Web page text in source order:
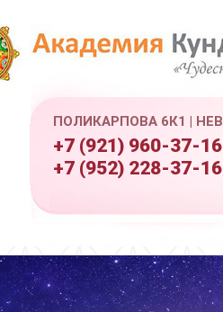
ПОЛИКАРПОВА 6К1 |
+7 (921) 960-37-16
+7 (952) 228-37-16